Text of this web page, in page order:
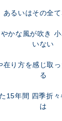
あるいはその全
かな風が吹き
いない
在り方を感じ取
る
15年間 四季折
は